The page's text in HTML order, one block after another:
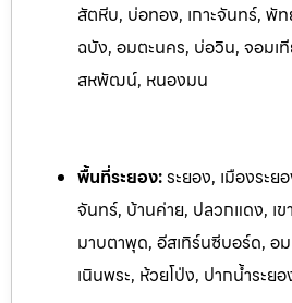
สัตหีบ, บ่อทอง, เกาะจันทร์, พั
ฉบัง, อมตะนคร, บ่อวิน, จอมเ
สหพัฒน์, หนองมน
พื้นที่ระยอง:ระยอง, เมืองระย
จันทร์, บ้านค่าย, ปลวกแดง, เข
มาบตาพุด, อีสเทิร์นซีบอร์ด, อ
เนินพระ, ห้วยโป่ง, ปากน้ำระย